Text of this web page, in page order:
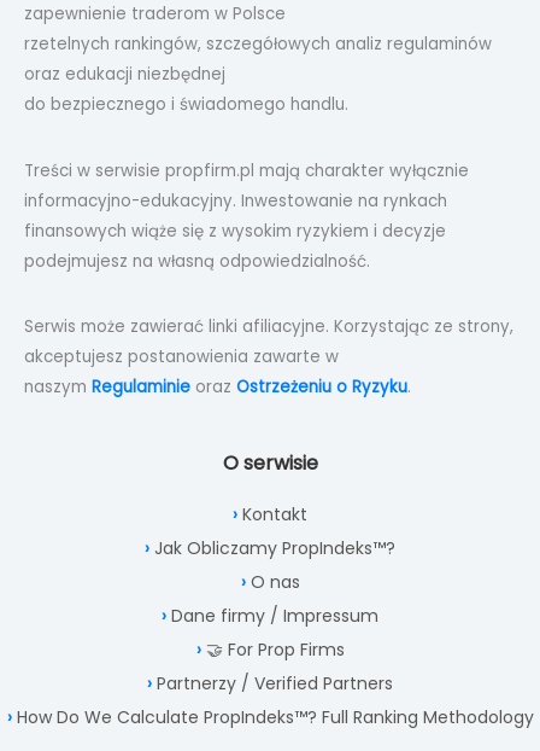
zapewnienie traderom w Polsce
rzetelnych rankingów, szczegółowych analiz regulaminów
oraz edukacji niezbędnej
do bezpiecznego i świadomego handlu.
Treści w serwisie propfirm.pl mają charakter wyłącznie
informacyjno-edukacyjny. Inwestowanie na rynkach
finansowych wiąże się z wysokim ryzykiem i decyzje
podejmujesz na własną odpowiedzialność.
Serwis może zawierać linki afiliacyjne. Korzystając ze strony,
akceptujesz postanowienia zawarte w
naszym Regulaminie oraz Ostrzeżeniu o Ryzyku.
O serwisie
Kontakt
Jak Obliczamy PropIndeks™?
O nas
Dane firmy / Impressum
🤝 For Prop Firms
Partnerzy / Verified Partners
How Do We Calculate PropIndeks™? Full Ranking Methodology